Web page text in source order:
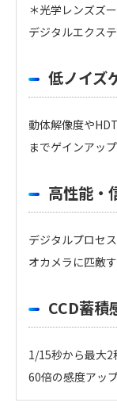
＊光学レンズズ
デジタルエクス
低ノイズ
動体解像度や
までゲインアップ
高性能・
デジタルプロセ
オカメラに匹敵
CCD蓄積
1/15秒から最大2
60倍の感度アッ
・
アイ